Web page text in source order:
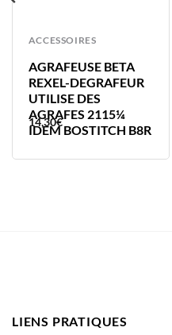
ACCESSOIRES
AGRAFEUSE BETA
REXEL-DEGRAFEUR
UTILISE DES
AGRAFES 2115¼
IDEM BOSTITCH B8R
14,30€
LIENS PRATIQUES